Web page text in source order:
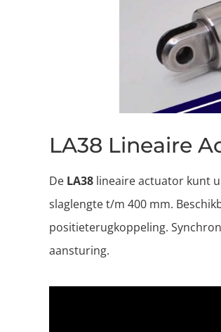
LA38 Lineaire
De LA38 lineaire actuator kunt u
slaglengte t/m 400 mm.
positieterugkoppeling.
aansturing.